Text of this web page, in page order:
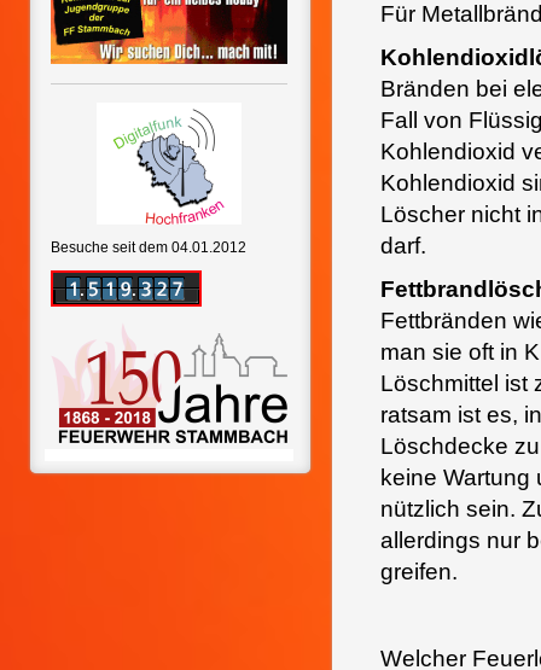
Besuche seit dem 04.01.2012
Für
Bränden bei
Fall von
Kohlendioxid
Kohlendioxid
Löscher nicht
darf.
Fettbränden
man sie oft in
Löschmittel ist
ratsam ist es,
Löschdecke
keine
nützlich sein.
allerdings nur
greifen.
Welcher